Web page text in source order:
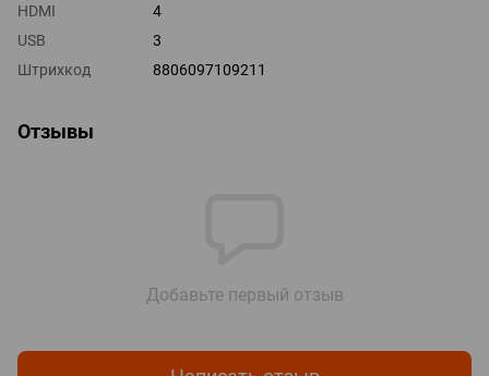
HDMI
4
USB
3
Штрихкод
8806097109211
Отзывы
Добавьте первый отзыв